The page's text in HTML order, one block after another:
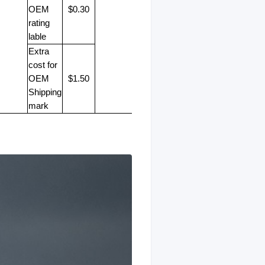
OEM
rating
lable
$0.30
Extra
cost for
OEM
Shipping
mark
$1.50